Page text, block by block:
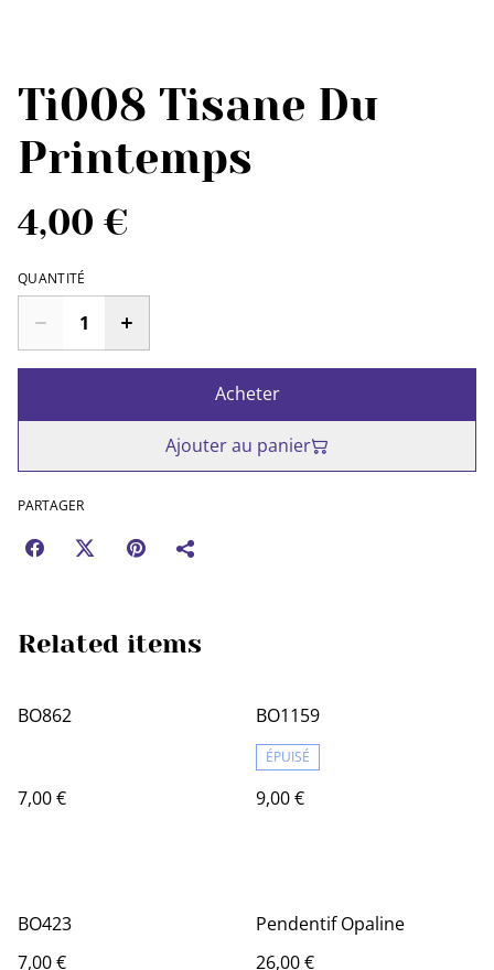
Ti008 Tisane Du
Printemps
4,00 €
QUANTITÉ
Acheter
Ajouter au panier
PARTAGER
Related items
BO862
7,00 €
BO1159
ÉPUISÉ
9,00 €
BO423
7,00 €
Pendentif Opaline
26,00 €